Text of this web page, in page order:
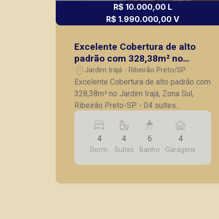
R$ 10.000,00 L
R$ 1.990.000,00 V
Excelente Cobertura de alto
padrão com 328,38m² no
Jardim Irajá, Zona Sul, Ribeirão
Preto-SP.
Jardim Irajá - Ribeirão Preto/SP
Excelente Cobertura de alto padrão com
328,38m² no Jardim Irajá, Zona Sul,
Ribeirão Preto-SP. - 04 suítes
completas em armários planejados; -
Sala para 03 ambientes; - Varanda
gourmet com churrasqueira com amplo
espaço e hidromassagem; - Lavabo; -
Cozinha planejada; - Lavanderia/
4
Dorm.
4
Suítes
6
Banho
4
Garagens